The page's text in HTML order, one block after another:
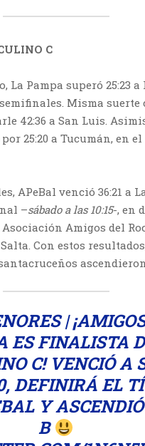
C
La Pampa superó 25:23 a
Misma suerte
42:36 a San Luis.
25:20 a Tucumán, en el
APeBal venció 36:21 a
–sábado a las 10:15-, en
Amigos del
Con estos
|
ES FINALISTA
C! VENCIÓ A
DEFINIRÁ EL
Y
B